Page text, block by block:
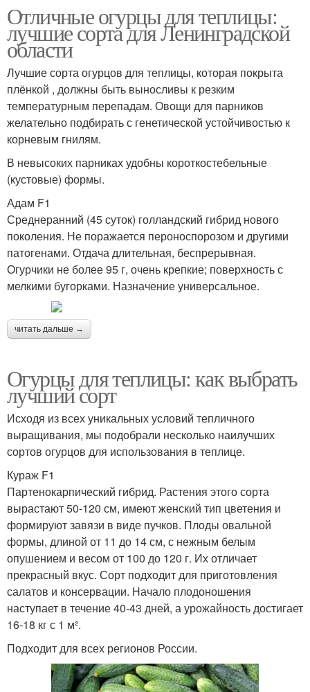
Отличные огурцы для теплицы:
лучшие сорта для Ленинградской
области
Лучшие сорта огурцов для теплицы, которая покрыта
плёнкой , должны быть выносливы к резким
температурным перепадам. Овощи для парников
желательно подбирать с генетической устойчивостью к
корневым гнилям.
В невысоких парниках удобны короткостебельные
(кустовые) формы.
Адам F1
Среднеранний (45 суток) голландский гибрид нового
поколения. Не поражается пероноспорозом и другими
патогенами. Отдача длительная, беспрерывная.
Огурчики не более 95 г, очень крепкие; поверхность с
мелкими бугорками. Назначение универсальное.
читать дальше →
Огурцы для теплицы: как выбрать
лучший сорт
Исходя из всех уникальных условий тепличного
выращивания, мы подобрали несколько наилучших
сортов огурцов для использования в теплице.
Кураж F1
Партенокарпический гибрид. Растения этого сорта
вырастают 50-120 см, имеют женский тип цветения и
формируют завязи в виде пучков. Плоды овальной
формы, длиной от 11 до 14 см, с нежным белым
опушением и весом от 100 до 120 г. Их отличает
прекрасный вкус. Сорт подходит для приготовления
салатов и консервации. Начало плодоношения
наступает в течение 40-43 дней, а урожайность достигает
16-18 кг с 1 м².
Подходит для всех регионов России.